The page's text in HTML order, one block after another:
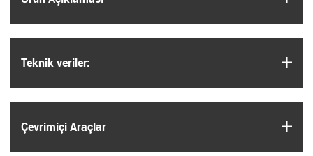
Teknik veriler:
Çevrimiçi Araçlar